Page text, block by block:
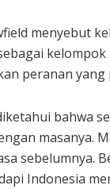
menyebut
peranan
bahwa
masanya.
sebelumnya.
Indonesia